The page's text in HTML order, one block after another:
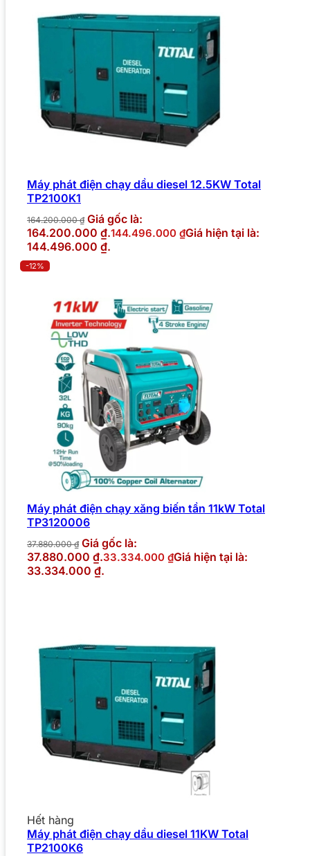
Máy phát điện chạy dầu diesel 12.5KW Total
TP2100K1
164.200.000₫ Giá gốc là:
164.200.000 ₫.144.496.000 ₫Giá hiện tại là:
144.496.000 ₫.
-12%
Máy phát điện chạy xăng biến tần 11kW Total
TP3120006
37.880.000₫ Giá gốc là:
37.880.000 ₫.33.334.000 ₫Giá hiện tại là:
33.334.000 ₫.
Hết hàng
Máy phát điện chạy dầu diesel 11KW Total
TP2100K6